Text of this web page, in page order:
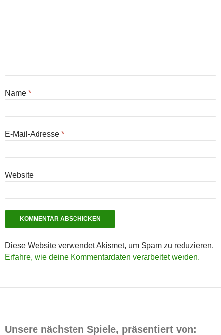
Name *
E-Mail-Adresse *
Website
Diese Website verwendet Akismet, um Spam zu reduzieren.
Erfahre, wie deine Kommentardaten verarbeitet werden.
Unsere nächsten Spiele, präsentiert von: